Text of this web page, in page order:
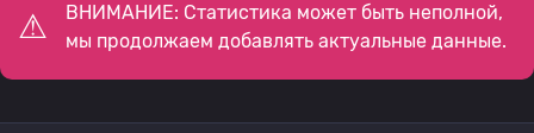
ВНИМАНИЕ: Статистика может быть неполной,
мы продолжаем добавлять актуальные данные.